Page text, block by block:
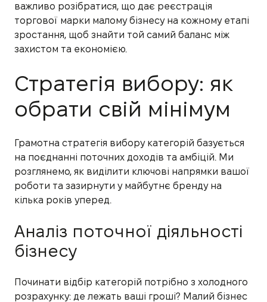
важливо розібратися, що дає реєстрація
торгової марки малому бізнесу на кожному етапі
зростання, щоб знайти той самий баланс між
захистом та економією.
Стратегія вибору: як
обрати свій мінімум
Грамотна стратегія вибору категорій базується
на поєднанні поточних доходів та амбіцій. Ми
розглянемо, як виділити ключові напрямки вашої
роботи та зазирнути у майбутнє бренду на
кілька років уперед.
Аналіз поточної діяльності
бізнесу
Починати відбір категорій потрібно з холодного
розрахунку: де лежать ваші гроші? Малий бізнес